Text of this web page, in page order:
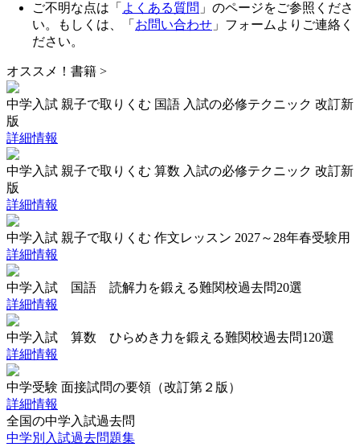
ご不明な点は「 よくある質問 」のページをご参照くださ
い。もしくは、「 お問い合わせ 」フォームよりご連絡く
ださい。
オススメ！書籍 >
中学入試 親子で取りくむ 国語 入試の必修テクニック 改訂新
版
詳細情報
中学入試 親子で取りくむ 算数 入試の必修テクニック 改訂新
版
詳細情報
中学入試 親子で取りくむ 作文レッスン 2027～28年春受験用
詳細情報
中学入試 国語 読解力を鍛える難関校過去問20選
詳細情報
中学入試 算数 ひらめき力を鍛える難関校過去問120選
詳細情報
中学受験 面接試問の要領（改訂第２版）
詳細情報
全国の中学入試過去問
中学別入試過去問題集